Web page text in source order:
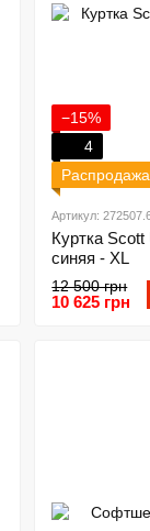
−15%
4
Распродажа
Артикул:
Куртка
синяя - XL
12 500 грн
10 625 грн